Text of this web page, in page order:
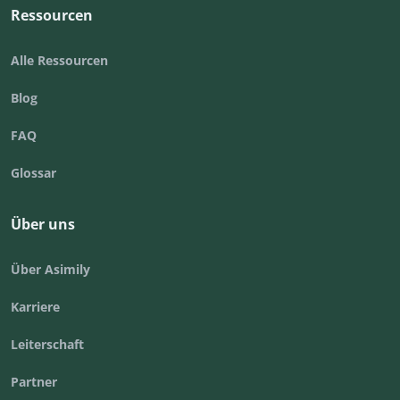
Ressourcen
Alle Ressourcen
Blog
FAQ
Glossar
Über uns
Über Asimily
Karriere
Leiterschaft
Partner